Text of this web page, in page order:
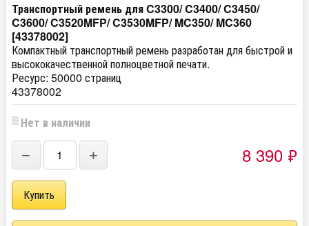
Транспортный ремень для C3300/ C3400/ C3450/
C3600/ C3520MFP/ C3530MFP/ MC350/ MC360
[43378002]
Компактный транспортный ремень разработан для быстрой и
высококачественной полноцветной печати.
Ресурс: 50000 страниц
43378002
Нет в наличии
− + 8 390 ₽